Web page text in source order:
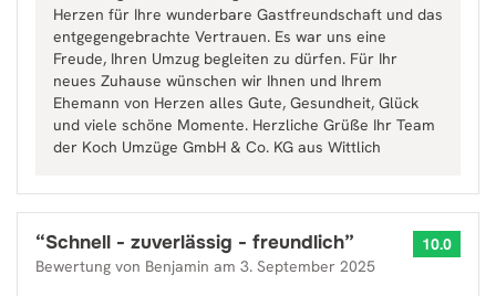
Herzen für Ihre wunderbare Gastfreundschaft und das
entgegengebrachte Vertrauen. Es war uns eine
Freude, Ihren Umzug begleiten zu dürfen. Für Ihr
neues Zuhause wünschen wir Ihnen und Ihrem
Ehemann von Herzen alles Gute, Gesundheit, Glück
und viele schöne Momente. Herzliche Grüße Ihr Team
der Koch Umzüge GmbH & Co. KG aus Wittlich
“Schnell - zuverlässig - freundlich”
Bewertung von Benjamin am 3. September 2025
10.0